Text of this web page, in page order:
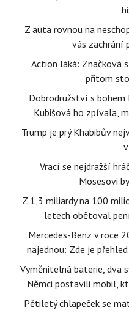
Z auta rovnou na
vás zachrání
Action láká: Značková
přitom
Dobrodružství s bohem
Kubišová ho zpívala,
Trump je prý Khabibův
Vrací se nejdražší
Mosesovi
Z 1,3 miliardy na 100
letech obětoval
Mercedes-Benz v roce
najednou: Zde je
Vyměnitelná baterie, dva
Němci postavili mobil,
Pětiletý chlapeček se